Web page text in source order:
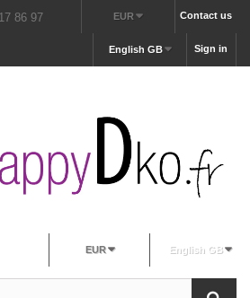
Contact us
EUR
86 97
Sign in
English GB
English GB
EUR